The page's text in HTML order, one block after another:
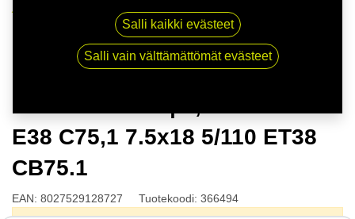
OZ HYPER GT | 7,5X18 5-110 E38 C75,1 7.5x18 5/110
ET38 CB75.1
E38 C75,1 7.5x18 5/110 ET38
CB75.1
EAN: 8027529128727 Tuotekoodi: 366494
Salli kaikki evästeet
Salli vain välttämättömät evästeet